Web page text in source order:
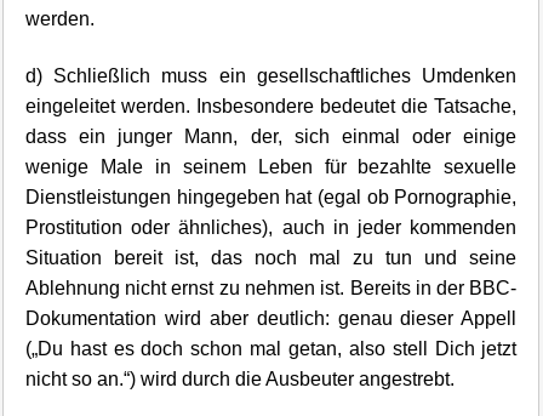
werden.
d) Schließlich muss ein gesellschaftliches Umdenken
eingeleitet werden. Insbesondere bedeutet die Tatsache,
dass ein junger Mann, der, sich einmal oder einige
wenige Male in seinem Leben für bezahlte sexuelle
Dienstleistungen hingegeben hat (egal ob Pornographie,
Prostitution oder ähnliches), auch in jeder kommenden
Situation bereit ist, das noch mal zu tun und seine
Ablehnung nicht ernst zu nehmen ist. Bereits in der BBC-
Dokumentation wird aber deutlich: genau dieser Appell
(„Du hast es doch schon mal getan, also stell Dich jetzt
nicht so an.“) wird durch die Ausbeuter angestrebt.